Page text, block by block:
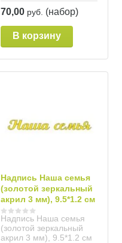
70,00 руб. (набор)
В корзину
Надпись Наша семья
(золотой зеркальный
акрил 3 мм), 9.5*1.2 см
Надпись Наша семья
(золотой зеркальный
акрил 3 мм), 9.5*1.2 см